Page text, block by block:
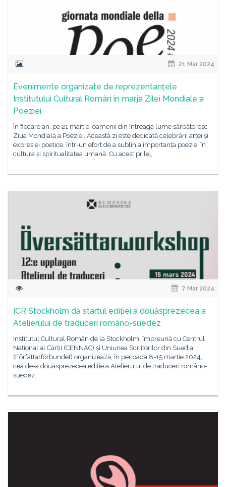
21 Mar 2024
Evenimente organizate de reprezentanțele
Institutului Cultural Român în marja Zilei Mondiale a
Poeziei
În fiecare an, pe 21 martie, oamenii din întreaga lume sărbătoresc
Ziua Mondială a Poeziei. Această zi este dedicată celebrării artei și
expresiei poetice, într-un efort de a sublinia importanța poeziei în
cultura și spiritualitatea umană. Cu acest prilej,
7 Mar 2024
ICR Stockholm dă startul ediției a douăsprezecea a
Atelierului de traduceri româno-suedez
Institutul Cultural Român de la Stockholm, împreună cu Centrul
Național al Cărții (CENNAC) și Uniunea Scriitorilor din Suedia
(Författarförbundet) organizează, în perioada 8-15 martie 2024,
cea de-a douăsprezecea ediție a Atelierului de traduceri româno-
suedez.